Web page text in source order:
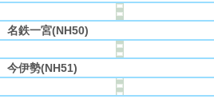
名鉄一宮(NH50)
今伊勢(NH51)